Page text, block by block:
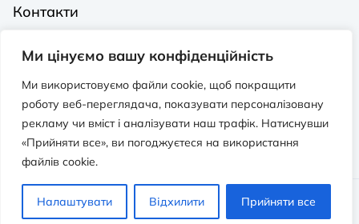
Ми цінуємо вашу конфіденційність
Ми використовуємо файли cookie, щоб покращити
роботу веб-переглядача, показувати персоналізовану
рекламу чи вміст і аналізувати наш трафік. Натиснувши
«Прийняти все», ви погоджуєтеся на використання
файлів cookie.
Налаштувати Відхилити Прийняти все
Контакти
Видавництва на Порталі
Політика конфіденційності
Публічна оферта
Видавничо-освітній проєкт “Портал”.
Всі права захищено. © 2026 - 2026